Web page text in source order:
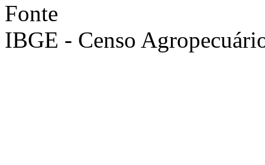
Fonte
IBGE - Censo